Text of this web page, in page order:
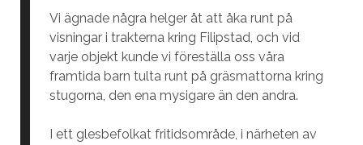
Vi ägnade några helger åt att åka runt på
visningar i trakterna kring Filipstad, och vid
varje objekt kunde vi föreställa oss våra
framtida barn tulta runt på gräsmattorna kring
stugorna, den ena mysigare än den andra.
I ett glesbefolkat fritidsområde, i närheten av